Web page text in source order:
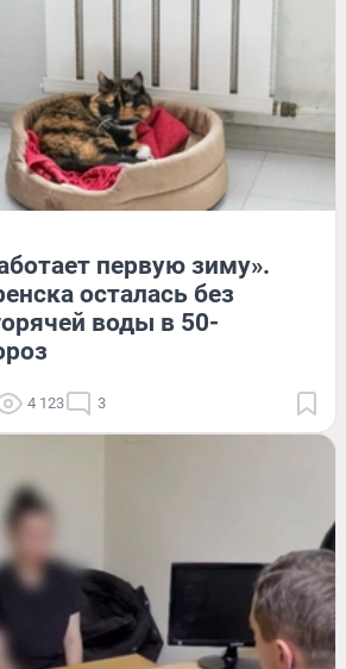
первую зиму».
осталась без
воды в 50-
4 123 3